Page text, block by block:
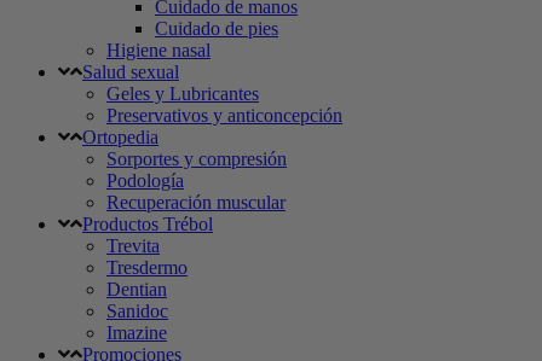
Cuidado de manos
Cuidado de pies
Higiene nasal
Salud sexual
Geles y Lubricantes
Preservativos y anticoncepción
Ortopedia
Sorportes y compresión
Podología
Recuperación muscular
Productos Trébol
Trevita
Tresdermo
Dentian
Sanidoc
Imazine
Promociones